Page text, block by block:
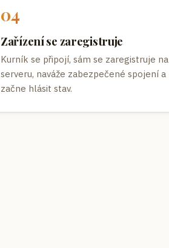
04
Zařízení se zaregistruje
Kurník se připojí, sám se zaregistruje na
serveru, naváže zabezpečené spojení a
začne hlásit stav.